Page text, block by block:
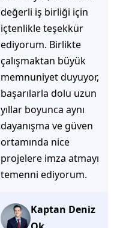
ediyorsunuz.
İhtiyaçlarınıza hızlı ve
doğru çözümler
sunmaya çalışıyorlar.
Müşteri
memnuniyetini ön
planda tutan
yaklaşımları, ilgili
iletişimleri ve
güvenilir hizmet
anlayışları sayesinde
başarılı bir ekip
olduklarını